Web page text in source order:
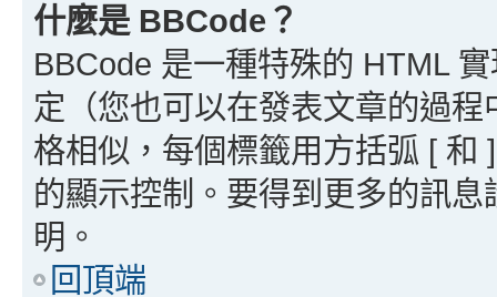
什麼是 BBCode？
BBCode 是一種特殊的 HTML
定（您也可以在發表文章的過
格相似，每個標籤用方括弧 [ 和
的顯示控制。要得到更多的訊
明。
回頂端